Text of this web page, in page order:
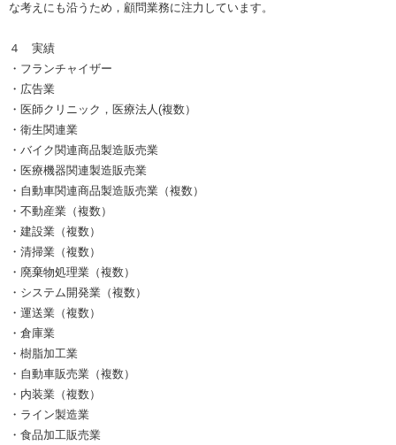
な考えにも沿うため，顧問業務に注力しています。
４ 実績
・フランチャイザー
・広告業
・医師クリニック，医療法人(複数）
・衛生関連業
・バイク関連商品製造販売業
・医療機器関連製造販売業
・自動車関連商品製造販売業（複数）
・不動産業（複数）
・建設業（複数）
・清掃業（複数）
・廃棄物処理業（複数）
・システム開発業（複数）
・運送業（複数）
・倉庫業
・樹脂加工業
・自動車販売業（複数）
・内装業（複数）
・ライン製造業
・食品加工販売業